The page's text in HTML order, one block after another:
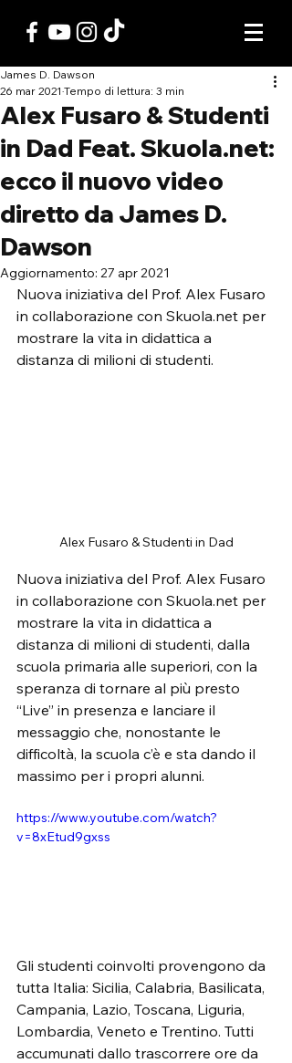
Alex Fusaro & Studenti
in Dad Feat. Skuola.net:
ecco il nuovo video
diretto da James D.
Dawson
James D. Dawson
26 mar 2021 Tempo di lettura: 3 min
Aggiornamento: 27 apr 2021
Nuova iniziativa del Prof. Alex Fusaro
in collaborazione con Skuola.net per
mostrare la vita in didattica a
distanza di milioni di studenti.
Alex Fusaro & Studenti in Dad
Nuova iniziativa del Prof. Alex Fusaro
in collaborazione con Skuola.net per
mostrare la vita in didattica a
distanza di milioni di studenti, dalla
scuola primaria alle superiori, con la
speranza di tornare al più presto
“Live” in presenza e lanciare il
messaggio che, nonostante le
difficoltà, la scuola c’è e sta dando il
massimo per i propri alunni.
https://www.youtube.com/watch?
v=8xEtud9gxss
Gli studenti coinvolti provengono da
tutta Italia: Sicilia, Calabria, Basilicata,
Campania, Lazio, Toscana, Liguria,
Lombardia, Veneto e Trentino. Tutti
accumunati dallo trascorrere ore da